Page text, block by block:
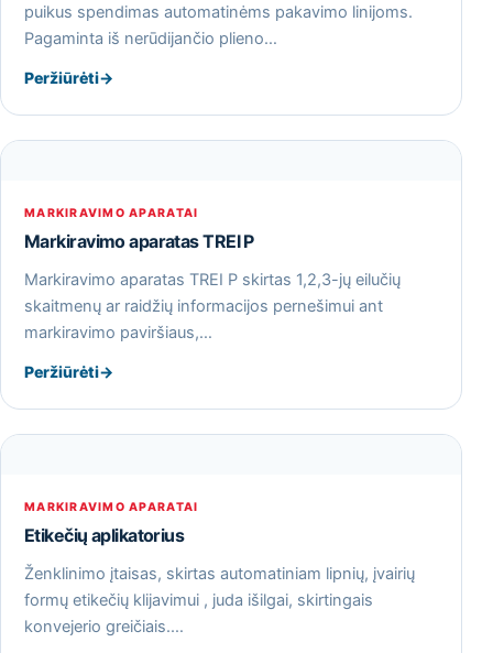
puikus spendimas automatinėms pakavimo linijoms.
Pagaminta iš nerūdijančio plieno…
Peržiūrėti→
MARKIRAVIMO APARATAI
Markiravimo aparatas TREI P
Markiravimo aparatas TREI P skirtas 1,2,3-jų eilučių
skaitmenų ar raidžių informacijos pernešimui ant
markiravimo paviršiaus,…
Peržiūrėti→
MARKIRAVIMO APARATAI
Etikečių aplikatorius
Ženklinimo įtaisas, skirtas automatiniam lipnių, įvairių
formų etikečių klijavimui , juda išilgai, skirtingais
konvejerio greičiais.…